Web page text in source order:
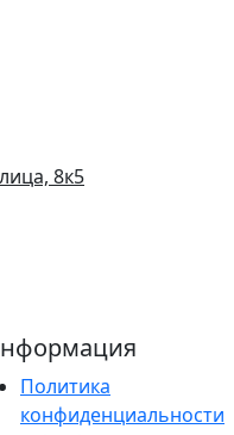
8к5
Политика
конфиденциальности